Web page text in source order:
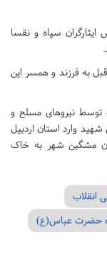
سپاه و نقسا
به فرزند و همسر این
توسط نیروهای مسلح و
وارد استان اردبیل
مشگین شهر به خاک
انقلاب
حضرت عباس(ع)